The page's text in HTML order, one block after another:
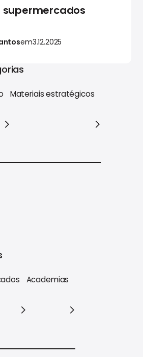
supermercados
em3.12.2025
Materiais estratégicos
Academias